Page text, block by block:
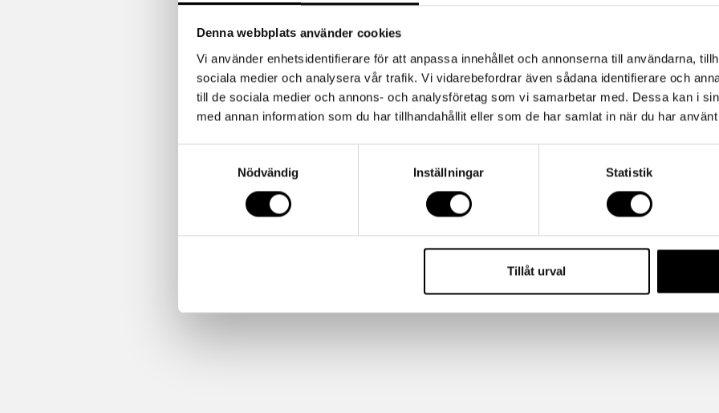
Denna webbplats använder cookies
Vi använder enhetsidentifierare för att anpassa innehållet och annonserna till användarna,
sociala medier och analysera vår trafik. Vi vidarebefordrar även sådana identifierare och
till de sociala medier och annons- och analysföretag som vi samarbetar med. Dessa kan i
med annan information som du har tillhandahållit eller som de har samlat in när du har
Nödvändig
Inställningar Statistik
Tillåt urval